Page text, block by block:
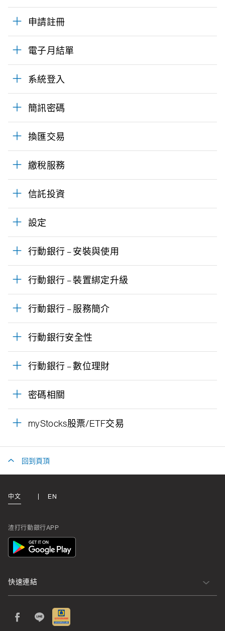
申請註冊
電子月結單
系統登入
簡訊密碼
換匯交易
繳稅服務
信託投資
設定
行動銀行 – 安裝與使用
行動銀行 – 裝置綁定升級
行動銀行 – 服務簡介
行動銀行安全性
行動銀行 – 數位理財
密碼相關
myStocks股票/ETF交易
回到頁頂
中文 EN
渣打行動銀行APP
App
Icon
快速連結